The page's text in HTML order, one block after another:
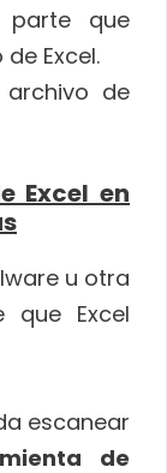
que
Excel.
de
Excel en
u otra
que Excel
escanear
de